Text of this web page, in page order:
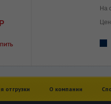
На
отгрузки О компании